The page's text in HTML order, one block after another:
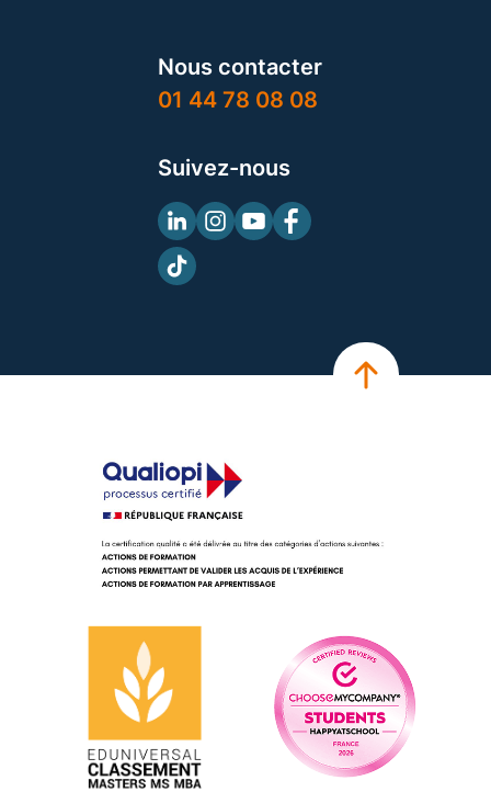
Nous contacter
01 44 78 08 08
Suivez-nous
LinkedinInstagram
YoutubeFacebook
TikTok